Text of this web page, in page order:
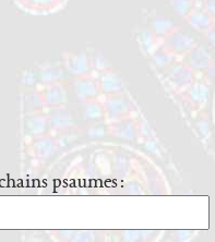
psaumes :